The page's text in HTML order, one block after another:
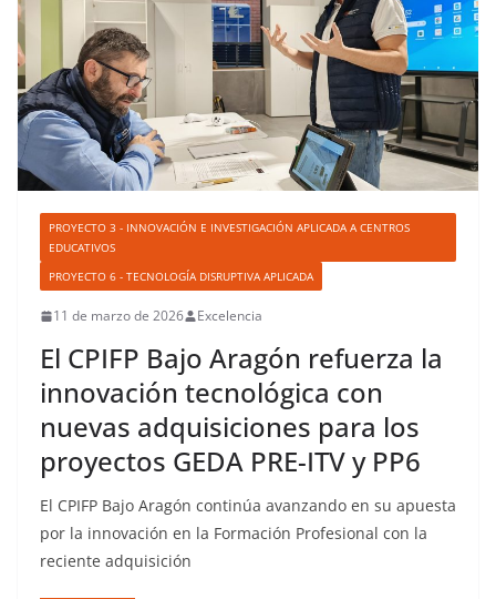
PROYECTO 3 - INNOVACIÓN E INVESTIGACIÓN APLICADA A CENTROS
EDUCATIVOS
PROYECTO 6 - TECNOLOGÍA DISRUPTIVA APLICADA
11 de marzo de 2026 Excelencia
El CPIFP Bajo Aragón refuerza la
innovación tecnológica con
nuevas adquisiciones para los
proyectos GEDA PRE-ITV y PP6
El CPIFP Bajo Aragón continúa avanzando en su apuesta
por la innovación en la Formación Profesional con la
reciente adquisición